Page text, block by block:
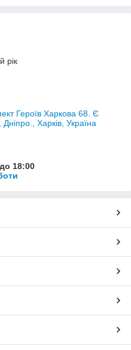
рік
Героїв Харкова 68. Є
Дніпро., Харків, Україна
18:00